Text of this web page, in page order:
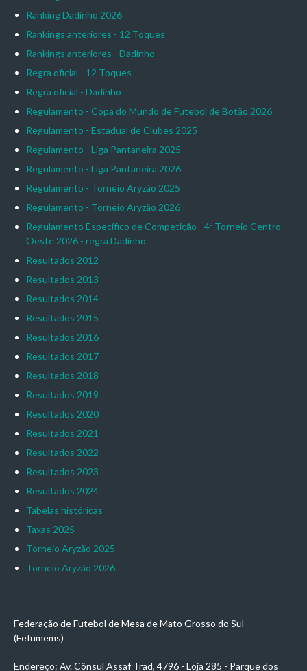
Ranking Dadinho 2026
Rankings anteriores - 12 Toques
Rankings anteriores - Dadinho
Regra oficial - 12 Toques
Regra oficial - Dadinho
Regulamento - Copa do Mundo de Futebol de Botão 2026
Regulamento - Estadual de Clubes 2025
Regulamento - Liga Pantaneira 2025
Regulamento - Liga Pantaneira 2026
Regulamento - Torneio Aryzão 2025
Regulamento - Torneio Aryzão 2026
Regulamento Específico de Competição - 4º Torneio Centro-
Oeste 2026 - regra Dadinho
Resultados 2012
Resultados 2013
Resultados 2014
Resultados 2015
Resultados 2016
Resultados 2017
Resultados 2018
Resultados 2019
Resultados 2020
Resultados 2021
Resultados 2022
Resultados 2023
Resultados 2024
Tabelas históricas
Taxas 2025
Torneio Aryzão 2025
Torneio Aryzão 2026
Federação de Futebol de Mesa de Mato Grosso do Sul
(Fefumems)
Endereço: Av. Cônsul Assaf Trad, 4796 - Loja 285 - Parque dos